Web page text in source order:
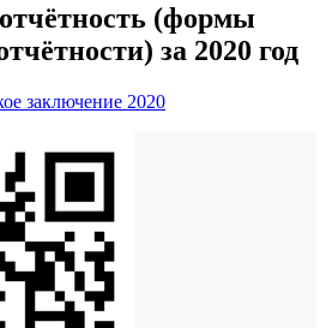
(формы
за 2020 год
заключение 2020